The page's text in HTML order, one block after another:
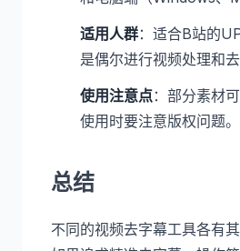
适用人群：适合B站的
是偶尔进行视频处理和
使用注意点：部分素材
使用时要注意版权问题。
总结
不同的视频去字幕工具各有